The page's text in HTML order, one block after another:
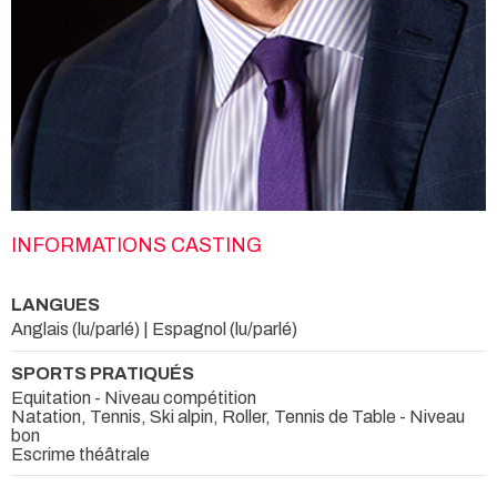
INFORMATIONS CASTING
LANGUES
Anglais (lu/parlé) | Espagnol (lu/parlé)
SPORTS PRATIQUÉS
Equitation - Niveau compétition
Natation, Tennis, Ski alpin, Roller, Tennis de Table - Niveau
bon
Escrime théâtrale